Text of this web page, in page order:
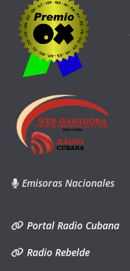
Emisoras Nacionales
Portal Radio Cubana
Radio Rebelde